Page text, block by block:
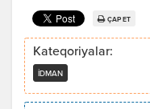
ÇAP ET
Kateqoriyalar:
İDMAN